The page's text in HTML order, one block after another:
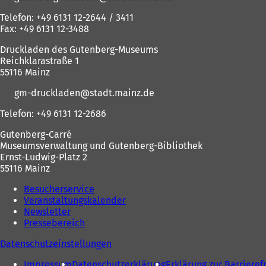
Telefon: +49 6131 12-2644 / 3411
Fax: +49 6131 12-3488
Druckladen des Gutenberg-Museums
Reichklarastraße 1
55116 Mainz
gm-druckladen
stadt.mainz de
Telefon: +49 6131 12-2686
Gutenberg-Carré
Museumsverwaltung und Gutenberg-Bibliothek
Ernst-Ludwig-Platz 2
55116 Mainz
Besucherservice
Veranstaltungskalender
Newsletter
Pressebereich
Datenschutzeinstellungen